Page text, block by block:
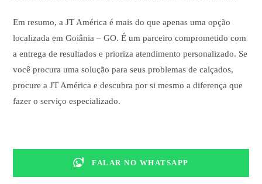
Em resumo, a JT América é mais do que apenas uma opção
localizada em Goiânia – GO. É um parceiro comprometido com
a entrega de resultados e prioriza atendimento personalizado. Se
você procura uma solução para seus problemas de calçados,
procure a JT América e descubra por si mesmo a diferença que
fazer o serviço especializado.
FALAR NO WHATSAPP